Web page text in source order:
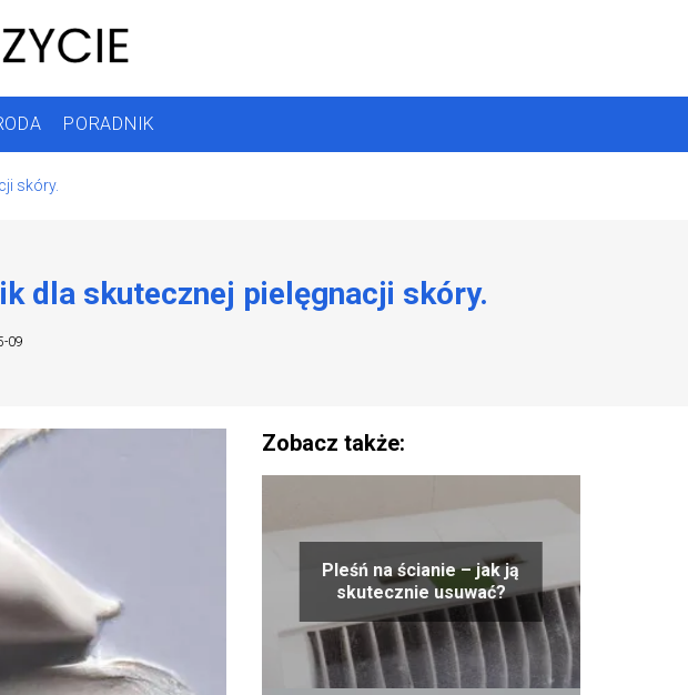
PORADNIK
skóry.
dla skutecznej pielęgnacji skóry.
09
Zobacz także:
Pleśń na ścianie – jak ją
skutecznie usuwać?